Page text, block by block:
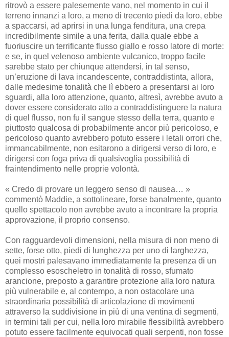
ritrovò a essere palesemente vano, nel momento in cui il
terreno innanzi a loro, a meno di trecento piedi da loro, ebbe
a spaccarsi, ad aprirsi in una lunga fenditura, una crepa
incredibilmente simile a una ferita, dalla quale ebbe a
fuoriuscire un terrificante flusso giallo e rosso latore di morte:
e se, in quel velenoso ambiente vulcanico, troppo facile
sarebbe stato per chiunque attendersi, in tal senso,
un’eruzione di lava incandescente, contraddistinta, allora,
dalle medesime tonalità che lì ebbero a presentarsi ai loro
sguardi, alla loro attenzione, quanto, altresì, avrebbe avuto a
dover essere considerato atto a contraddistinguere la natura
di quel flusso, non fu il sangue stesso della terra, quanto e
piuttosto qualcosa di probabilmente ancor più pericoloso, e
pericoloso quanto avrebbero potuto essere i letali orrori che,
immancabilmente, non esitarono a dirigersi verso di loro, e
dirigersi con foga priva di qualsivoglia possibilità di
fraintendimento nelle proprie volontà.
« Credo di provare un leggero senso di nausea… »
commentò Maddie, a sottolineare, forse banalmente, quanto
quello spettacolo non avrebbe avuto a incontrare la propria
approvazione, il proprio consenso.
Con ragguardevoli dimensioni, nella misura di non meno di
sette, forse otto, piedi di lunghezza per uno di larghezza,
quei mostri palesavano immediatamente la presenza di un
complesso esoscheletro in tonalità di rosso, sfumato
arancione, preposto a garantire protezione alla loro natura
più vulnerabile e, al contempo, a non ostacolare una
straordinaria possibilità di articolazione di movimenti
attraverso la suddivisione in più di una ventina di segmenti,
in termini tali per cui, nella loro mirabile flessibilità avrebbero
potuto essere facilmente equivocati quali serpenti, non fosse